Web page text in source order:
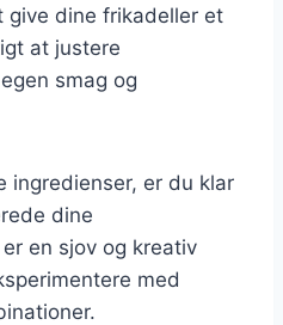
give dine frikadeller et
at justere
smag og
ingredienser, er du klar
dine
en sjov og kreativ
med